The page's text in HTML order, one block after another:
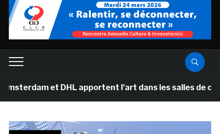
et DHL apportent l’art dans les salles de classe